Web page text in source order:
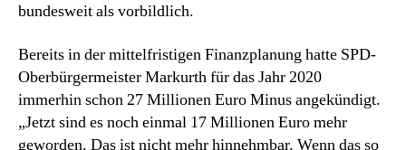
bundesweit als vorbildlich.
Bereits in der mittelfristigen Finanzplanung hatte SPD-
Oberbürgermeister Markurth für das Jahr 2020
immerhin schon 27 Millionen Euro Minus angekündigt.
„Jetzt sind es noch einmal 17 Millionen Euro mehr
geworden. Das ist nicht mehr hinnehmbar. Wenn das so